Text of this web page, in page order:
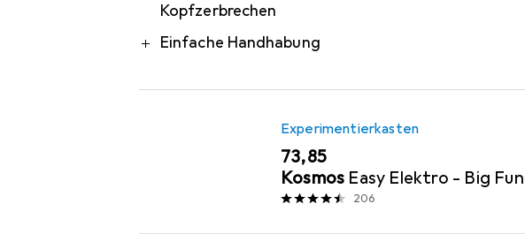
Kopfzerbrechen
Einfache Handhabung
Experimentierkasten
EUR
73,85
Kosmos Easy Elektro - Big Fun
206